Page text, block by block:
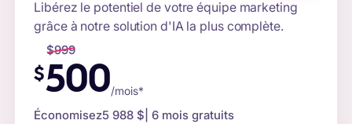
Libérez le potentiel de votre équipe marketing
grâce à notre solution d'IA la plus complète.
$999
$500/mois*
Économisez5 988 $ | 6 mois gratuits